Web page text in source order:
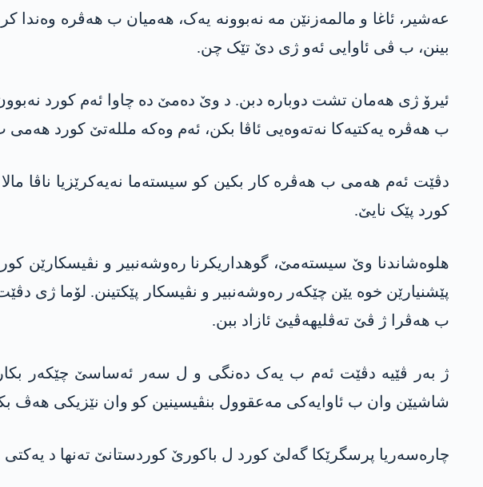
عەشیر، ئاغا و مالمەزنێن مە نەبوونە یەک، ھەمیان ب ھەڤرە وەندا
بینن، ب ڤی ئاوایی ئەو ژی دێ تێک چن.
ئیرۆ ژی ھەمان تشت دوبارە دبن. د وێ دەمێ دە چاوا ئەم کورد
ب ھەڤرە یەکتیەکا نەتەوەیی ئاڤا بکن، ئەم وەکە مللەتێ کورد
دڤێت ئەم ھەمی ب ھەڤرە کار بکین کو سیستەما نەیەکرێزیا ناڤا
کورد پێک نایێ.
ھلوەشاندنا وێ سیستەمێ، گوھداریکرنا رەوشەنبیر و نڤیسکارێن
پێشنیارێن خوە یێن چێکەر رەوشەنبیر و نڤیسکار پێکتینن. لۆما ژی
ب ھەڤرا ژ ڤێ تەڤلیھەڤیێ ئازاد ببن.
ژ بەر ڤێیە دڤێت ئەم ب یەک دەنگی و ل سەر ئەساسێ چێکەر
شاشیێن وان ب ئاوایەکی مەعقوول بنڤیسینین کو وان نێزیکی ھەڤ
چارەسەریا پرسگرێکا گەلێ کورد ل باکورێ کوردستانێ تەنھا د یەکتی و